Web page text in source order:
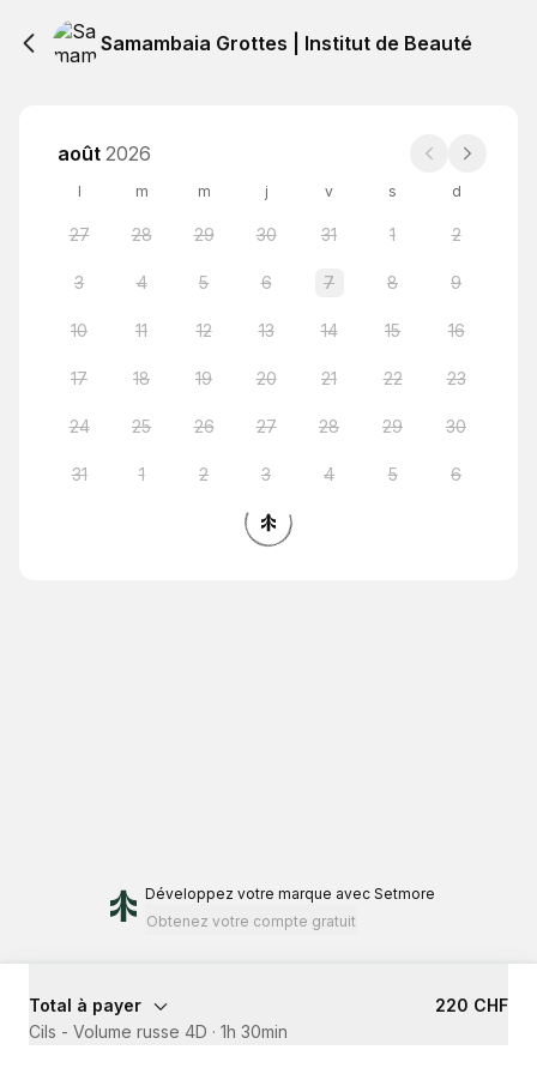
Samambaia Grottes | Institut de Beauté
août 2026
l m m j v s d
27 28 29 30 31 1 2
3 4 5 6 7 8 9
10 11 12 13 14 15 16
17 18 19 20 21 22 23
24 25 26 27 28 29 30
31 1 2 3 4 5 6
Développez votre marque avec Setmore
Obtenez votre compte gratuit
Total à payer
220 CHF
Cils - Volume russe 4D · 1h 30min